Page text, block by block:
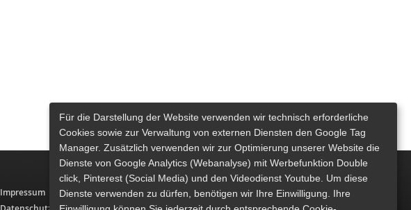
Impressum
Für die Darstellung der Website verwenden wir technisch erforderliche
Cookies sowie zur Verwaltung von externen Diensten den Google Tag
Manager. Zusätzlich verwenden wir zur Optimierung unserer Website die
Dienste von Google Analytics (Webanalyse) mit Werbefunktion Double
click, Pinterest (Social Media) und den Videodienst Youtube. Um diese
Dienste verwenden zu dürfen, benötigen wir Ihre Einwilligung. Ihre